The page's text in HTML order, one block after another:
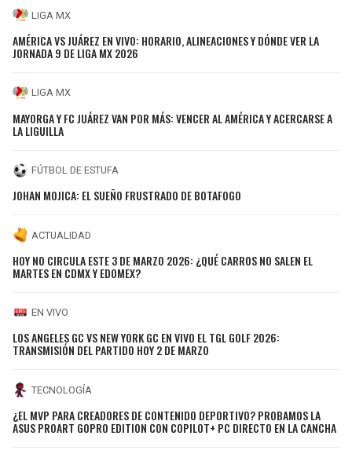
LIGA MX
AMÉRICA VS JUÁREZ EN VIVO: HORARIO, ALINEACIONES Y DÓNDE VER LA
JORNADA 9 DE LIGA MX 2026
LIGA MX
MAYORGA Y FC JUÁREZ VAN POR MÁS: VENCER AL AMÉRICA Y ACERCARSE A
LA LIGUILLA
FÚTBOL DE ESTUFA
JOHAN MOJICA: EL SUEÑO FRUSTRADO DE BOTAFOGO
ACTUALIDAD
HOY NO CIRCULA ESTE 3 DE MARZO 2026: ¿QUÉ CARROS NO SALEN EL
MARTES EN CDMX Y EDOMEX?
EN VIVO
LOS ANGELES GC VS NEW YORK GC EN VIVO EL TGL GOLF 2026:
TRANSMISIÓN DEL PARTIDO HOY 2 DE MARZO
TECNOLOGÍA
¿EL MVP PARA CREADORES DE CONTENIDO DEPORTIVO? PROBAMOS LA
ASUS PROART GOPRO EDITION CON COPILOT+ PC DIRECTO EN LA CANCHA